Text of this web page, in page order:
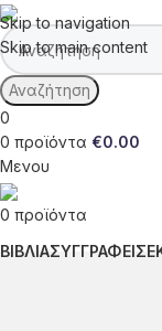
Skip to navigation
Skip to main content
Αναζήτηση
0
0 προϊόντα €0.00
Μενου
0 προϊόντα
ΒΙΒΛΙΑΣΥΓΓΡΑΦΕΙΣ